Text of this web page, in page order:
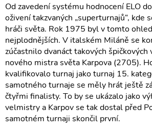
Od zavedení systému hodnocení ELO
oživení takzvaných „superturnajů“, kde
hráči světa. Rok 1975 byl v tomto
nejplodnějších. V italském Miláně se
zúčastnilo dvanáct takových
nového mistra světa Karpova (2705).
kvalifikovalo turnaj jako turnaj 15.
samotného turnaje se měly hrát ještě
čtyřmi finalisty. To by se ukázalo jako
velmistry a Karpov se tak dostal před
samotném turnaji skončil první.